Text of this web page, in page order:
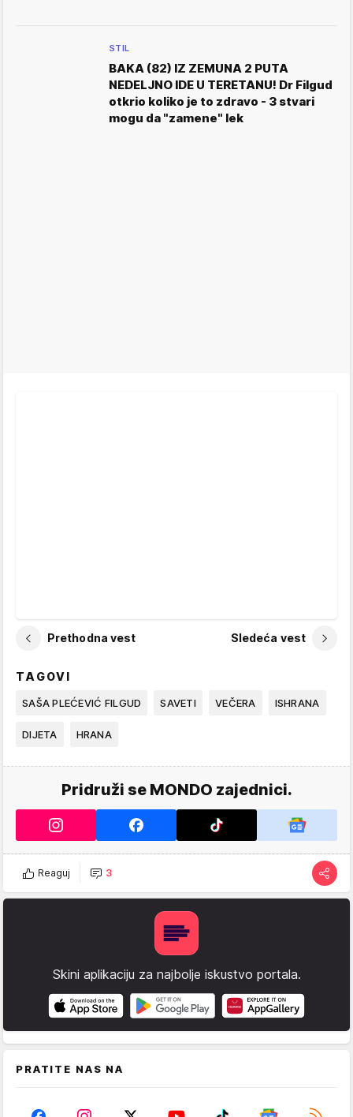
STIL
BAKA (82) IZ ZEMUNA 2 PUTA
NEDELJNO IDE U TERETANU! Dr Filgud
otkrio koliko je to zdravo - 3 stvari
mogu da "zamene" lek
Prethodna vest Sledeća vest
TAGOVI
SAŠA PLEĆEVIĆ FILGUD SAVETI VEČERA ISHRANA
DIJETA HRANA
Pridruži se MONDO zajednici.
Reaguj 3
Skini aplikaciju za najbolje iskustvo portala.
PRATITE NAS NA